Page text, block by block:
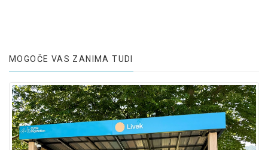
MOGOČE VAS ZANIMA TUDI